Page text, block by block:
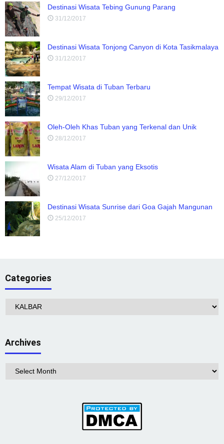
Destinasi Wisata Tebing Gunung Parang
31/12/2017
Destinasi Wisata Tonjong Canyon di Kota Tasikmalaya
31/12/2017
Tempat Wisata di Tuban Terbaru
29/12/2017
Oleh-Oleh Khas Tuban yang Terkenal dan Unik
28/12/2017
Wisata Alam di Tuban yang Eksotis
27/12/2017
Destinasi Wisata Sunrise dari Goa Gajah Mangunan
25/12/2017
Categories
Categories
Archives
Archives